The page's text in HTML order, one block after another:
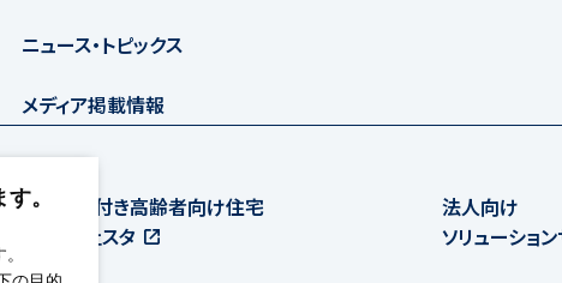
ニュース・トピックス
メディア掲載情報
サービス付き高齢者向け住宅
ディーフェスタ
法人向け
ソリューショ
。